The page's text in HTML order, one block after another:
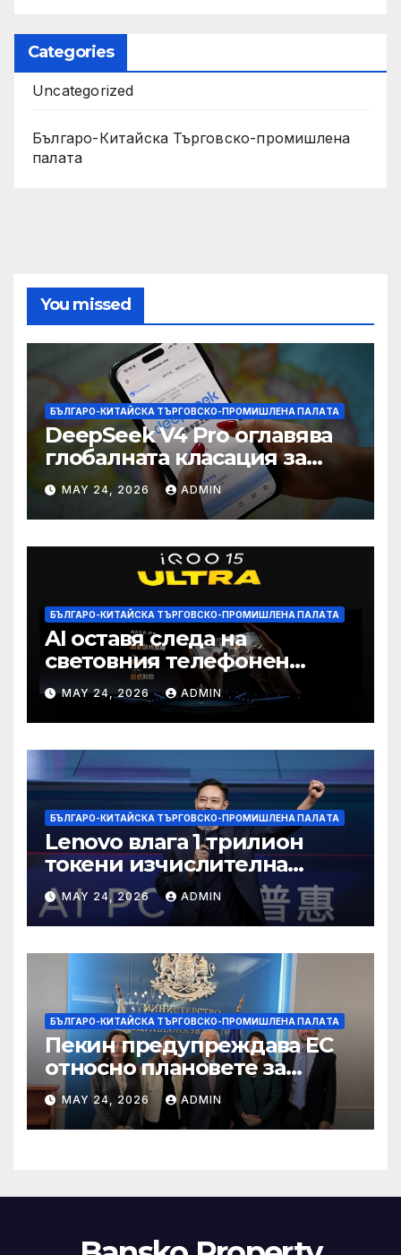
Categories
Uncategorized
Българо-Китайска Търговско-промишлена
палaта
You missed
БЪЛГАРО-КИТАЙСКА ТЪРГОВСКО-ПРОМИШЛЕНА ПАЛAТА
DeepSeek V4 Pro оглавява
глобалната класация за
печалба след 75%
намаление на цената
MAY 24, 2026 ADMIN
БЪЛГАРО-КИТАЙСКА ТЪРГОВСКО-ПРОМИШЛЕНА ПАЛAТА
AI оставя следа на
световния телефонен
пазар
MAY 24, 2026 ADMIN
БЪЛГАРО-КИТАЙСКА ТЪРГОВСКО-ПРОМИШЛЕНА ПАЛAТА
Lenovo влага 1 трилион
токени изчислителна
мощност в AI екосистемата
MAY 24, 2026 ADMIN
БЪЛГАРО-КИТАЙСКА ТЪРГОВСКО-ПРОМИШЛЕНА ПАЛAТА
Пекин предупреждава ЕС
относно плановете за
насочване към китайски
продукти
MAY 24, 2026 ADMIN